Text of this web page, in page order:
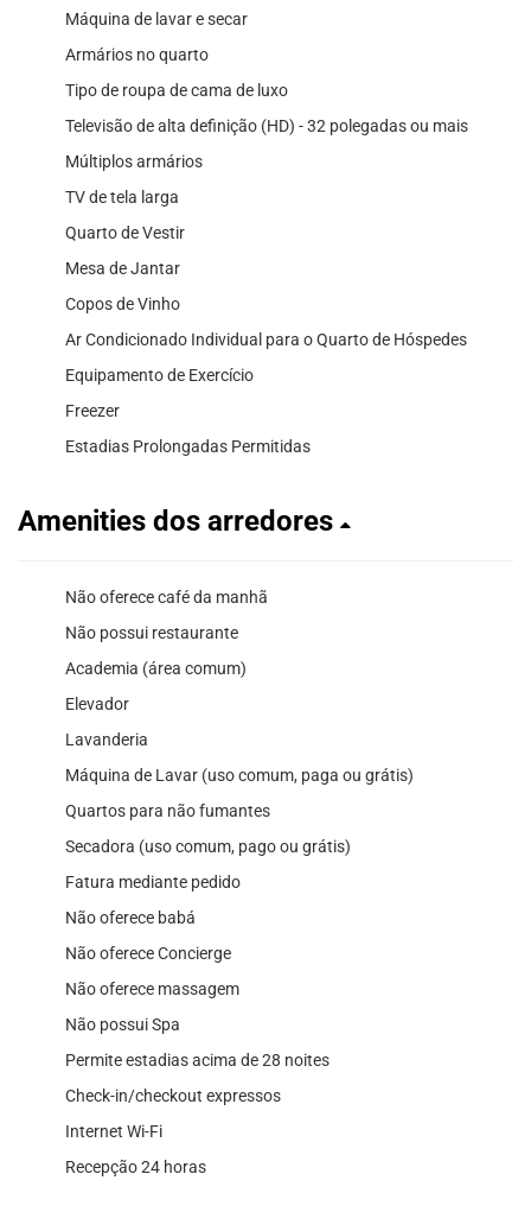
Máquina de lavar e secar
Armários no quarto
Tipo de roupa de cama de luxo
Televisão de alta definição (HD) - 32 polegadas ou mais
Múltiplos armários
TV de tela larga
Quarto de Vestir
Mesa de Jantar
Copos de Vinho
Ar Condicionado Individual para o Quarto de Hóspedes
Equipamento de Exercício
Freezer
Estadias Prolongadas Permitidas
Amenities dos arredores
Não oferece café da manhã
Não possui restaurante
Academia (área comum)
Elevador
Lavanderia
Máquina de Lavar (uso comum, paga ou grátis)
Quartos para não fumantes
Secadora (uso comum, pago ou grátis)
Fatura mediante pedido
Não oferece babá
Não oferece Concierge
Não oferece massagem
Não possui Spa
Permite estadias acima de 28 noites
Check-in/checkout expressos
Internet Wi-Fi
Recepção 24 horas